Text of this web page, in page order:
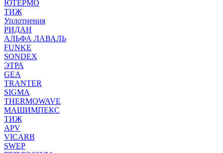
ЮТЕРМО
ТИЖ
Уплотнения
РИДАН
АЛЬФА ЛАВАЛЬ
FUNKE
SONDEX
ЭТРА
GEA
TRANTER
SIGMA
THERMOWAVE
МАШИМПЕКС
ТИЖ
APV
VICARB
SWEP